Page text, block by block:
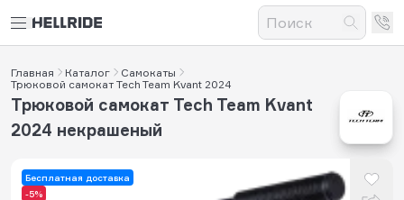
Главная Каталог
Самокаты
Трюковой самокат Tech Team Kvant 2024
Бесплатная доставка
-5%
Трюковой самокат Tech Team Kvant
2024 некрашеный